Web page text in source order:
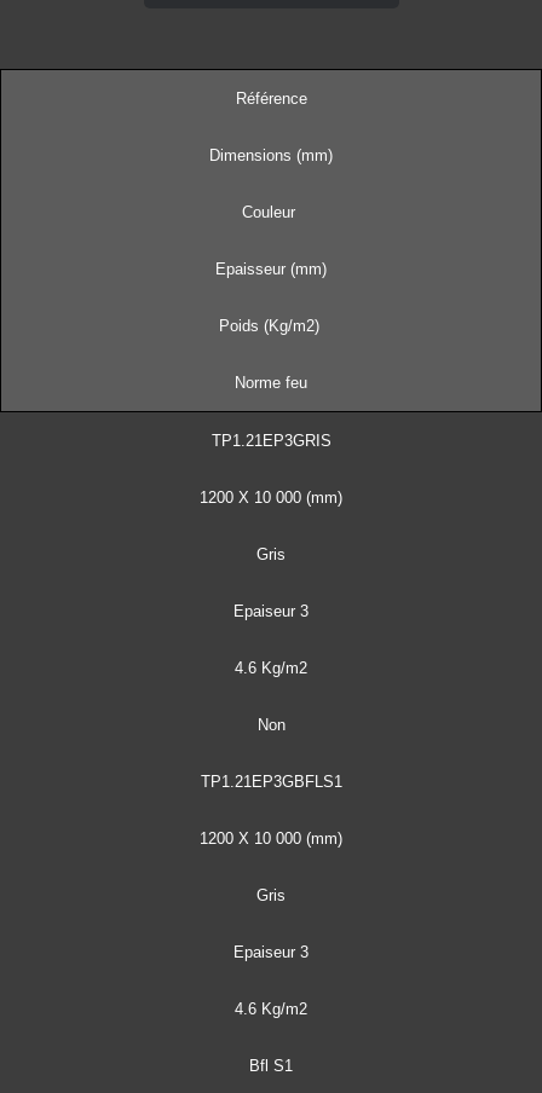
Référence
Dimensions (mm)
Couleur
Epaisseur (mm)
Poids (Kg/m2)
Norme feu
TP1.21EP3GRIS
1200 X 10 000 (mm)
Gris
Epaiseur 3
4.6 Kg/m2
Non
TP1.21EP3GBFLS1
1200 X 10 000 (mm)
Gris
Epaiseur 3
4.6 Kg/m2
Bfl S1